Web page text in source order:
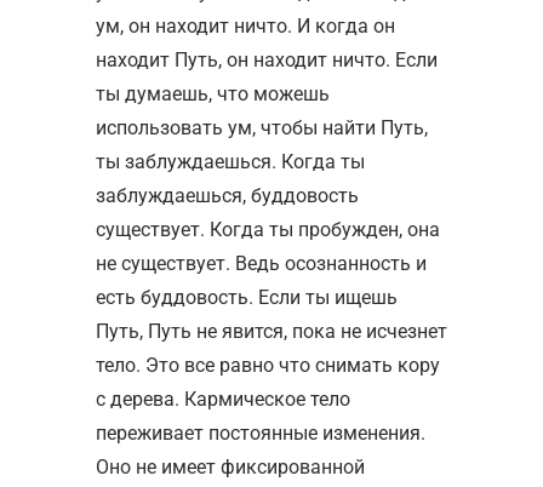
ум, он находит ничто. И когда он
находит Путь, он находит ничто. Если
ты думаешь, что можешь
использовать ум, чтобы найти Путь,
ты заблуждаешься. Когда ты
заблуждаешься, буддовость
существует. Когда ты пробужден, она
не существует. Ведь осознанность и
есть буддовость. Если ты ищешь
Путь, Путь не явится, пока не исчезнет
тело. Это все равно что снимать кору
с дерева. Кармическое тело
переживает постоянные изменения.
Оно не имеет фиксированной